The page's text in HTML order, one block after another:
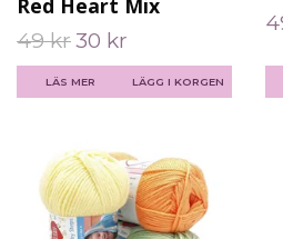
49 kr30 kr
LÄS MER LÄGG I KORGEN